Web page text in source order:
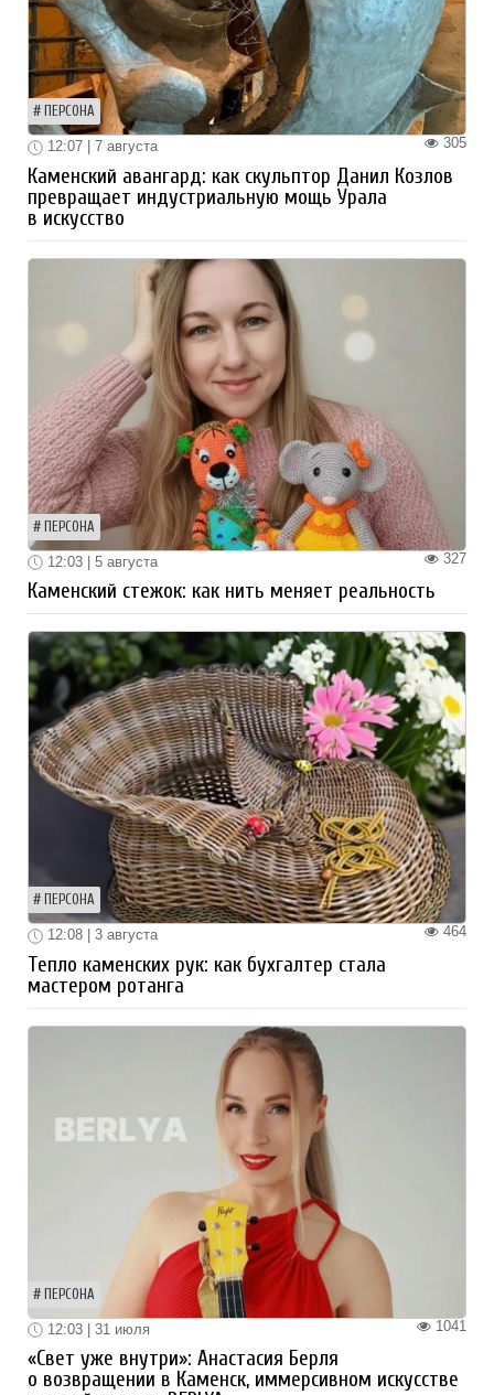
ПЕРСОНА
305
12:07 | 7 августа
Каменский авангард: как скульптор Данил Козлов
превращает индустриальную мощь Урала
в искусство
ПЕРСОНА
327
12:03 | 5 августа
Каменский стежок: как нить меняет реальность
ПЕРСОНА
464
12:08 | 3 августа
Тепло каменских рук: как бухгалтер стала
мастером ротанга
ПЕРСОНА
1041
12:03 | 31 июля
«Свет уже внутри»: Анастасия Берля
о возвращении в Каменск, иммерсивном искусстве